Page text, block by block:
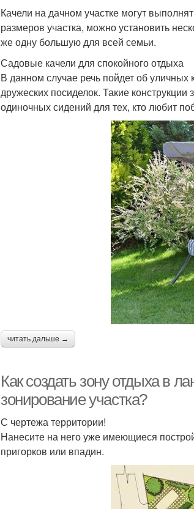
Качели на дачном участке могут
размеров участка, можно установить
же одну большую для всей семьи.
Садовые качели для спокойного отдыха
В данном случае речь пойдет об
дружеских посиделок. Такие
одиночных сидений для тех, кто любит
читать дальше →
Как создать зону отдыха в
зонирование участка?
С чертежа территории!
Нанесите на него уже имеющиеся
пригорков или впадин.